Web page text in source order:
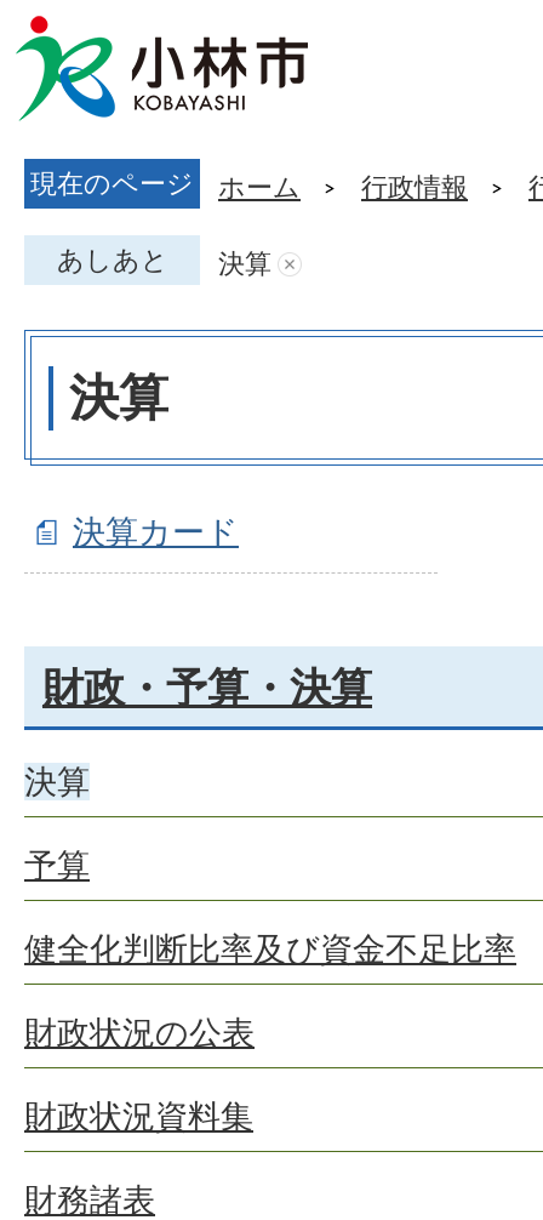
現在のページ ホーム 行政情報
あしあと 決算
決算
決算カード
財政・予算・決算
決算
予算
健全化判断比率及び資金不足比率
財政状況の公表
財政状況資料集
財務諸表